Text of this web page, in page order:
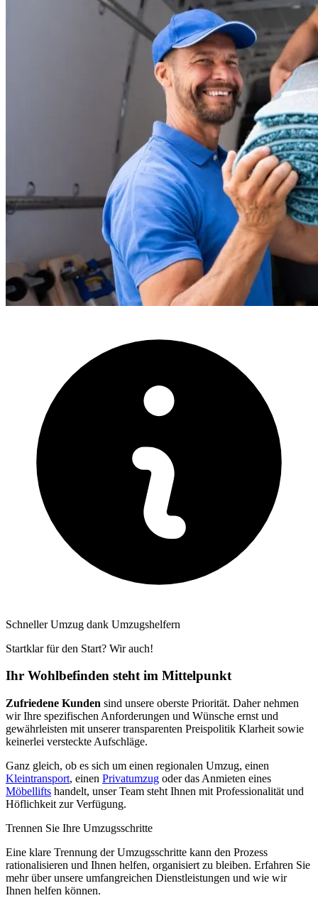
Schneller Umzug dank Umzugshelfern
Startklar für den Start? Wir auch!
Ihr Wohlbefinden steht im Mittelpunkt
Zufriedene Kunden sind unsere oberste Priorität. Daher nehmen
wir Ihre spezifischen Anforderungen und Wünsche ernst und
gewährleisten mit unserer transparenten Preispolitik Klarheit sowie
keinerlei versteckte Aufschläge.
Ganz gleich, ob es sich um einen regionalen Umzug, einen
Kleintransport, einen Privatumzug oder das Anmieten eines
Möbellifts handelt, unser Team steht Ihnen mit Professionalität und
Höflichkeit zur Verfügung.
Trennen Sie Ihre Umzugsschritte
Eine klare Trennung der Umzugsschritte kann den Prozess
rationalisieren und Ihnen helfen, organisiert zu bleiben. Erfahren Sie
mehr über unsere umfangreichen Dienstleistungen und wie wir
Ihnen helfen können.